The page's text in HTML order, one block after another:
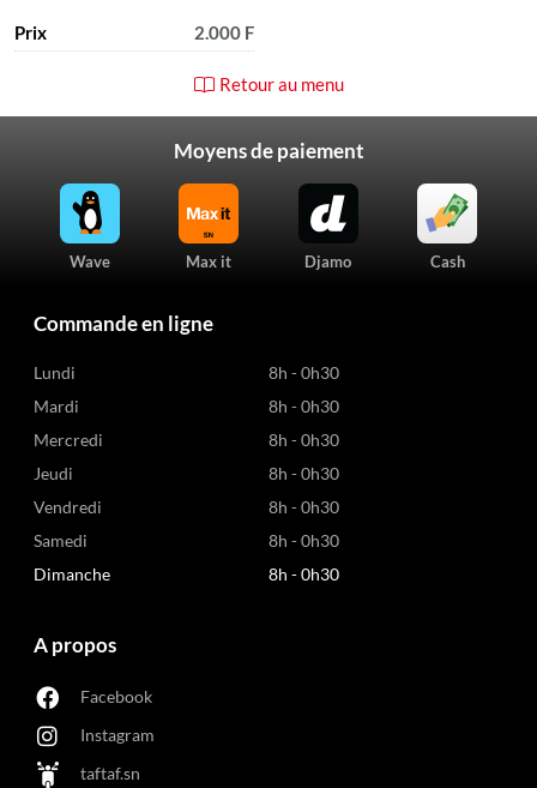
Prix 2.000 F
Retour au menu
Moyens de paiement
Wave Max it Djamo Cash
Commande en ligne
Lundi
8h - 0h30
Mardi
8h - 0h30
Mercredi
8h - 0h30
Jeudi
8h - 0h30
Vendredi
8h - 0h30
Samedi
8h - 0h30
Dimanche
8h - 0h30
A propos
Facebook
Instagram
taftaf.sn